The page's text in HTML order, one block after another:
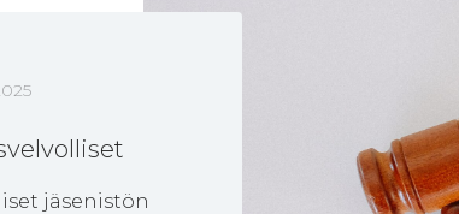
jäsenistön